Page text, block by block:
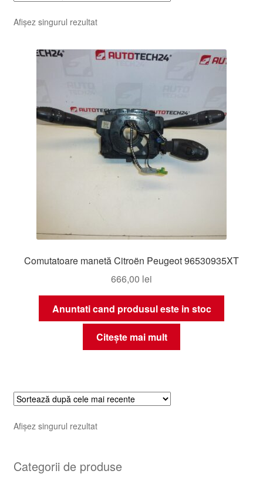
Afișez singurul rezultat
Comutatoare manetă Citroën Peugeot 96530935XT
666,00 lei
Anuntati cand produsul este in stoc
Citește mai mult
Afișez singurul rezultat
Categorii de produse